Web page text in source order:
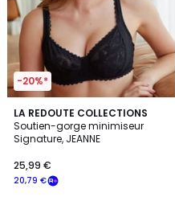
-20%*
LA REDOUTE COLLECTIONS
Soutien-gorge minimiseur
Signature, JEANNE
20,79 €
25,99 €
4,4
/ 5
3
Couleurs